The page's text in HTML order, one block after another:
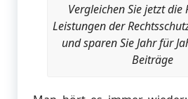
Vergleichen Sie jetzt die
Leistungen der
und sparen Sie Jahr für
Beiträge